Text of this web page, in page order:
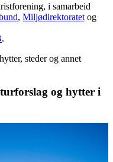
i samarbeid
, Miljødirektoratet og
.
steder og annet
og hytter i